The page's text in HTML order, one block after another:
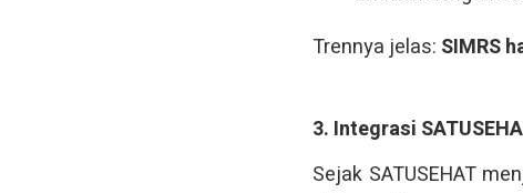
Trennya jelas: SIMRS
3. Integrasi
Sejak SATUSEHAT